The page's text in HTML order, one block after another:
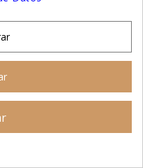
DE
maltrato animal: una
que no podemos
Cada año, miles de
y gatos sufren a causa